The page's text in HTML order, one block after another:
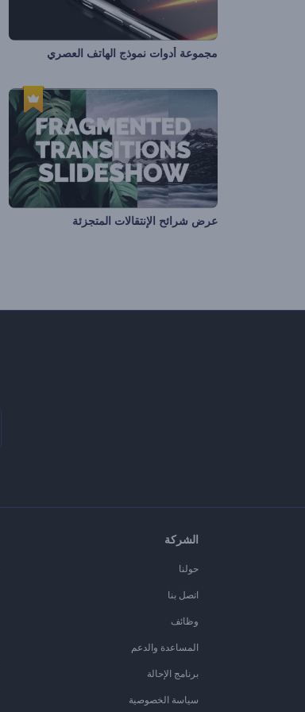
مجموعة أدوات نموذج الهاتف العصري
عرض شرائح الإنتقالات المتجزئة
الشركة
حولنا
اتصل بنا
وظائف
المساعدة والدعم
برنامج الإحالة
سياسة الخصوصية